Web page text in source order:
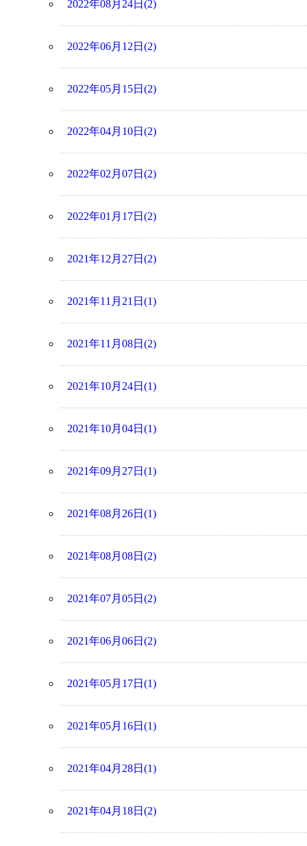
2022年08月24日(2)
2022年06月12日(2)
2022年05月15日(2)
2022年04月10日(2)
2022年02月07日(2)
2022年01月17日(2)
2021年12月27日(2)
2021年11月21日(1)
2021年11月08日(2)
2021年10月24日(1)
2021年10月04日(1)
2021年09月27日(1)
2021年08月26日(1)
2021年08月08日(2)
2021年07月05日(2)
2021年06月06日(2)
2021年05月17日(1)
2021年05月16日(1)
2021年04月28日(1)
2021年04月18日(2)